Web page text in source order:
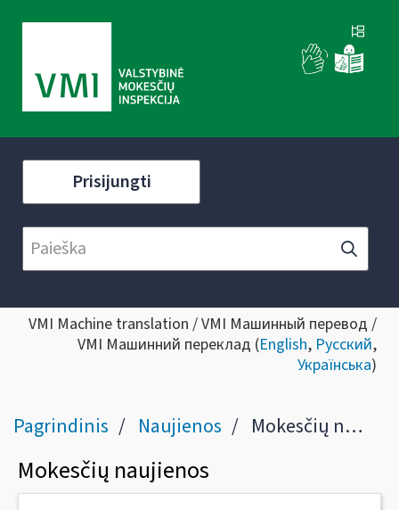
Prisijungti
VMI Machine translation / VMI Машинный перевод /
VMI Машинний переклад (English, Русский,
Українська)
Pagrindinis Naujienos Mokesčių naujienos
Mokesčių naujienos